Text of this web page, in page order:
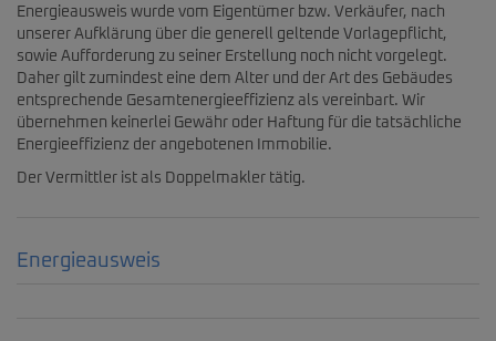
Energieausweis wurde vom Eigentümer bzw. Verkäufer, nach
unserer Aufklärung über die generell geltende Vorlagepflicht,
sowie Aufforderung zu seiner Erstellung noch nicht vorgelegt.
Daher gilt zumindest eine dem Alter und der Art des Gebäudes
entsprechende Gesamtenergieeffizienz als vereinbart. Wir
übernehmen keinerlei Gewähr oder Haftung für die tatsächliche
Energieeffizienz der angebotenen Immobilie.
Der Vermittler ist als Doppelmakler tätig.
Energieausweis